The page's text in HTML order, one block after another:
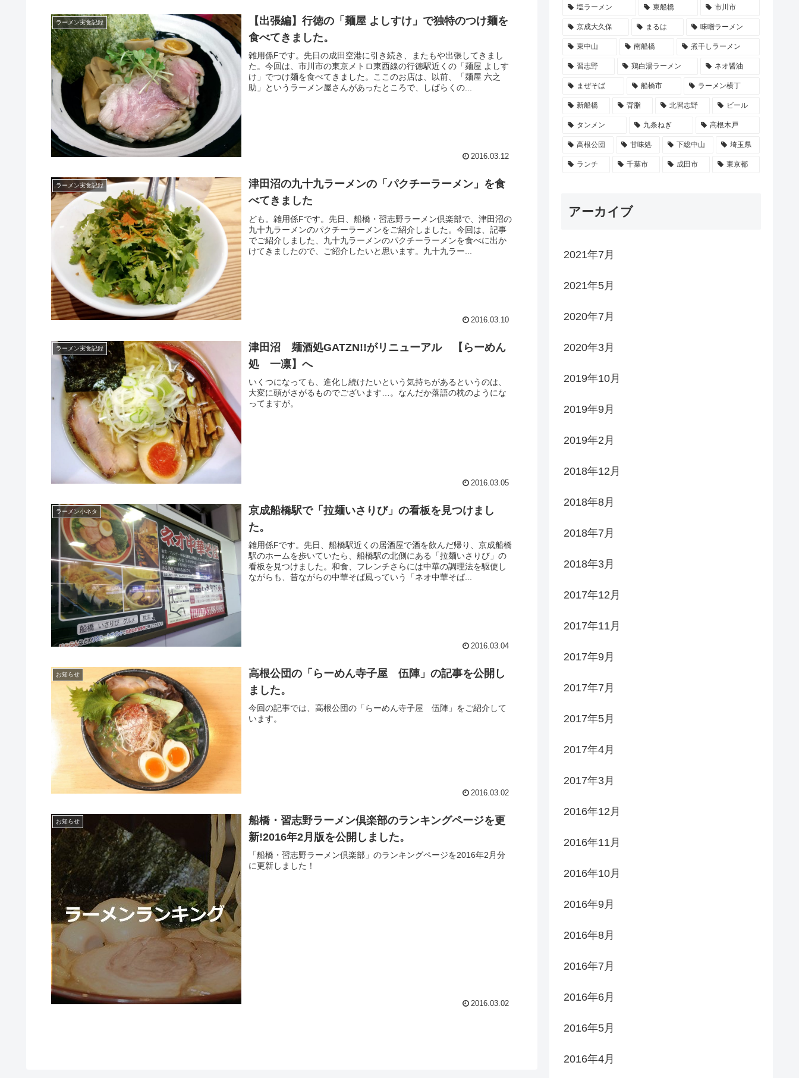
ラーメン実食記録
【出張編】行徳の「麺屋 よしすけ」で独特のつけ麺を
食べてきました。
雑用係Fです。先日の成田空港に引き続き、またもや出張してきまし
た。今回は、市川市の東京メトロ東西線の行徳駅近くの「麺屋 よしす
け」でつけ麺を食べてきました。ここのお店は、以前、「麺屋 六之
助」というラーメン屋さんがあったところで、しばらくの...
2016.03.12
ラーメン実食記録
津田沼の九十九ラーメンの「パクチーラーメン」を食
べてきました
ども。雑用係Fです。先日、船橋・習志野ラーメン倶楽部で、津田沼の
九十九ラーメンのパクチーラーメンをご紹介しました。今回は、記事
でご紹介しました、九十九ラーメンのパクチーラーメンを食べに出か
けてきましたので、ご紹介したいと思います。九十九ラー...
2016.03.10
ラーメン実食記録
津田沼 麺酒処GATZN!!がリニューアル 【らーめん
処 一凛】へ
いくつになっても、進化し続けたいという気持ちがあるというのは、
大変に頭がさがるものでございます…。なんだか落語の枕のようにな
ってますが。
2016.03.05
ラーメン小ネタ
京成船橋駅で「拉麺いさりび」の看板を見つけまし
た。
雑用係Fです。先日、船橋駅近くの居酒屋で酒を飲んだ帰り、京成船橋
駅のホームを歩いていたら、船橋駅の北側にある「拉麺いさりび」の
看板を見つけました。和食、フレンチさらには中華の調理法を駆使し
ながらも、昔ながらの中華そば風っていう「ネオ中華そば...
2016.03.04
お知らせ
高根公団の「らーめん寺子屋 伍陣」の記事を公開し
ました。
今回の記事では、高根公団の「らーめん寺子屋 伍陣」をご紹介して
います。
2016.03.02
お知らせ
船橋・習志野ラーメン倶楽部のランキングページを更
新!2016年2月版を公開しました。
「船橋・習志野ラーメン倶楽部」のランキングページを2016年2月分
に更新しました！
2016.03.02
塩ラーメン 東船橋 市川市
京成大久保 まるは 味噌ラーメン
東中山 南船橋 煮干しラーメン
習志野 鶏白湯ラーメン ネオ醤油
まぜそば 船橋市 ラーメン横丁
新船橋 背脂 北習志野 ビール
タンメン 九条ねぎ 高根木戸
高根公団 甘味処 下総中山 埼玉県
ランチ 千葉市 成田市 東京都
アーカイブ
2021年7月
2021年5月
2020年7月
2020年3月
2019年10月
2019年9月
2019年2月
2018年12月
2018年8月
2018年7月
2018年3月
2017年12月
2017年11月
2017年9月
2017年7月
2017年5月
2017年4月
2017年3月
2016年12月
2016年11月
2016年10月
2016年9月
2016年8月
2016年7月
2016年6月
2016年5月
2016年4月